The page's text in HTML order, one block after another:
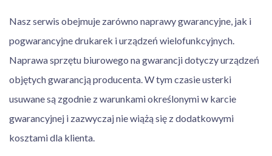
Nasz serwis obejmuje zarówno naprawy gwarancyjne, jak i
pogwarancyjne drukarek i urządzeń wielofunkcyjnych.
Naprawa sprzętu biurowego na gwarancji dotyczy urządzeń
objętych gwarancją producenta. W tym czasie usterki
usuwane są zgodnie z warunkami określonymi w karcie
gwarancyjnej i zazwyczaj nie wiążą się z dodatkowymi
kosztami dla klienta.